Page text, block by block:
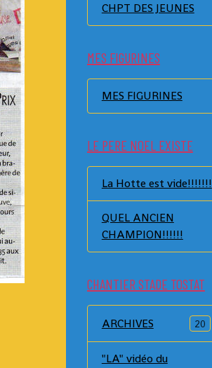
CHPT DES JEUNES
MES FIGURINES
MES FIGURINES
LE PERE NOEL EXISTE
La Hotte est vide!!!!!!!
QUEL ANCIEN
CHAMPION!!!!!!
CHANTIER STADE TOSTAT
ARCHIVES 20
"LA" vidéo du